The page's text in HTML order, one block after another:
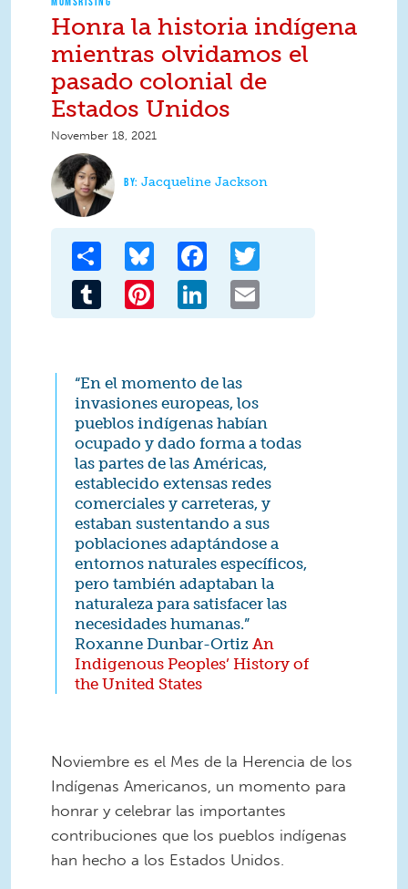
Honra la historia indígena
mientras olvidamos el
pasado colonial de
Estados Unidos
November 18, 2021
Jacqueline Jackson
Share Bluesky Facebook
Tumblr Pinterest LinkedIn
“En el momento de las
invasiones europeas, los
pueblos indígenas habían
ocupado y dado forma a todas
las partes de las Américas,
establecido extensas redes
comerciales y carreteras, y
estaban sustentando a sus
poblaciones adaptándose a
entornos naturales específicos,
pero también adaptaban la
naturaleza para satisfacer las
necesidades humanas.”
Roxanne Dunbar-Ortiz An
Indigenous Peoples’ History of
the United States
Noviembre es el Mes de la Herencia de los
Indígenas Americanos, un momento para
honrar y celebrar las importantes
contribuciones que los pueblos indígenas
han hecho a los Estados Unidos.